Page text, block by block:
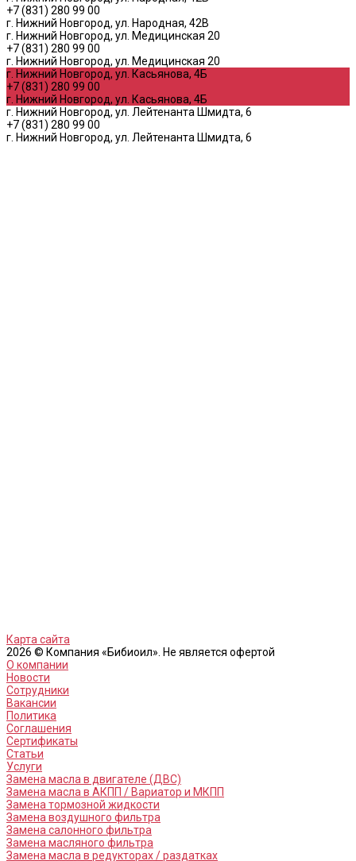
+7 (831) 280 99 00
г. Нижний Новгород, ул. Народная, 42В
г. Нижний Новгород, ул. Медицинская 20
+7 (831) 280 99 00
г. Нижний Новгород, ул. Медицинская 20
г. Нижний Новгород, ул. Касьянова, 4Б
+7 (831) 280 99 00
г. Нижний Новгород, ул. Касьянова, 4Б
г. Нижний Новгород, ул. Лейтенанта Шмидта, 6
+7 (831) 280 99 00
г. Нижний Новгород, ул. Лейтенанта Шмидта, 6
Карта сайта
2026 © Компания «Бибиоил». Не является офертой
О компании
Новости
Сотрудники
Вакансии
Политика
Соглашения
Сертификаты
Статьи
Услуги
Замена масла в двигателе (ДВС)
Замена масла в АКПП / Вариатор и МКПП
Замена тормозной жидкости
Замена воздушного фильтра
Замена салонного фильтра
Замена масляного фильтра
Замена масла в редукторах / раздатках